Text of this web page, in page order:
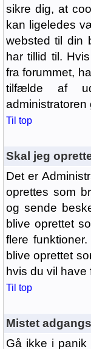
sikre dig, at
kan ligeledes
websted til din
har tillid til.
fra forummet,
tilfælde af
administratoren
Til top
Skal jeg
Det er
oprettes som
og sende
blive oprettet
flere
blive oprettet
hvis du vil have
Til top
Mistet
Gå ikke i panik